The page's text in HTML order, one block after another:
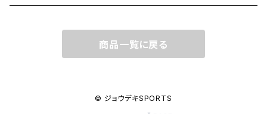
商品一覧に戻る
© ジョウデキSPORTS